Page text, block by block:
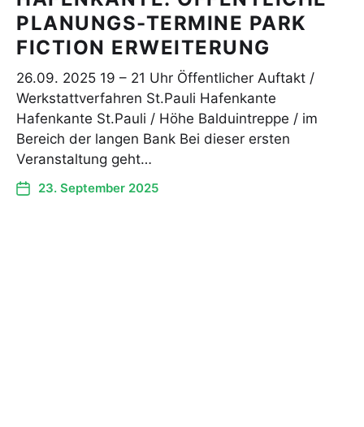
PLANUNGS-TERMINE PARK
FICTION ERWEITERUNG
26.09. 2025 19 – 21 Uhr Öffentlicher Auftakt /
Werkstattverfahren St.Pauli Hafenkante
Hafenkante St.Pauli / Höhe Balduintreppe / im
Bereich der langen Bank Bei dieser ersten
Veranstaltung geht…
23. September 2025